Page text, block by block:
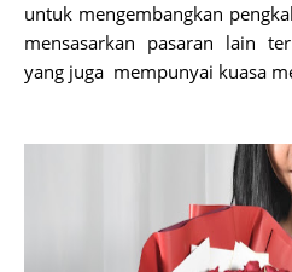
untuk mengembangkan
mensasarkan pasaran lain
yang juga mempunyai kuasa